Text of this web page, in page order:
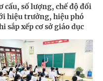
cấu, số lượng, chế độ đối
hiệu trưởng, hiệu phó
sắp xếp cơ sở giáo dục